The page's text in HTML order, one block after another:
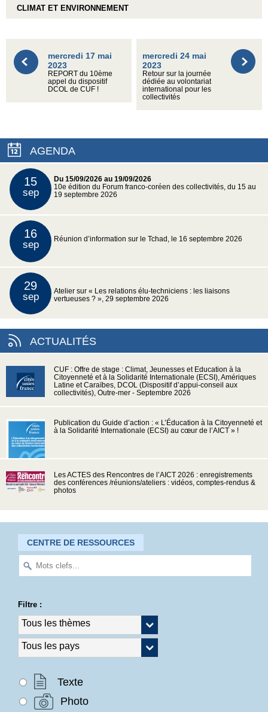
CLIMAT ET ENVIRONNEMENT
mercredi 17 mai
2023
REPORT du 10ème
appel du dispositif
DCOL de CUF !
mercredi 24 mai
2023
Retour sur la journée
dédiée au volontariat
international pour les
collectivités
AGENDA
15
sep
Du 15/09/2026 au 19/09/2026
10e édition du Forum franco-coréen des collectivités, du 15 au
19 septembre 2026
16
sep Réunion d’information sur le Tchad, le 16 septembre 2026
29
sep
Atelier sur « Les relations élu-techniciens : les liaisons
vertueuses ? », 29 septembre 2026
ACTUALITÉS
CUF : Offre de stage : Climat, Jeunesses et Education à la
Citoyenneté et à la Solidarité Internationale (ECSI), Amériques
Latine et Caraïbes, DCOL (Dispositif d’appui-conseil aux
collectivités), Outre-mer - Septembre 2026
Publication du Guide d’action : « L’Éducation à la Citoyenneté et
à la Solidarité Internationale (ECSI) au cœur de l’AICT » !
Les ACTES des Rencontres de l’AICT 2026 : enregistrements
des conférences /réunions/ateliers : vidéos, comptes-rendus &
photos
CENTRE DE RESSOURCES
Filtre :
Texte
Photo